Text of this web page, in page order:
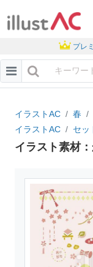
プレ
イラストAC 春
イラストAC
セッ
イラスト素材